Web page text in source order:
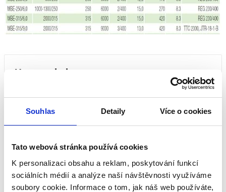
Souhlas Detaily Více o cookies
Tato webová stránka používá cookies
K personalizaci obsahu a reklam, poskytování funkcí
sociálních médií a analýze naší návštěvnosti využíváme
soubory cookie. Informace o tom, jak náš web používáte,
Herunterladen
Bewertungen unserer Kunden
Dieses Produkt wurde noch nicht bewertet.
Um eine Bewertung hinzuzufügen, müssen Sie sich
einloggen.